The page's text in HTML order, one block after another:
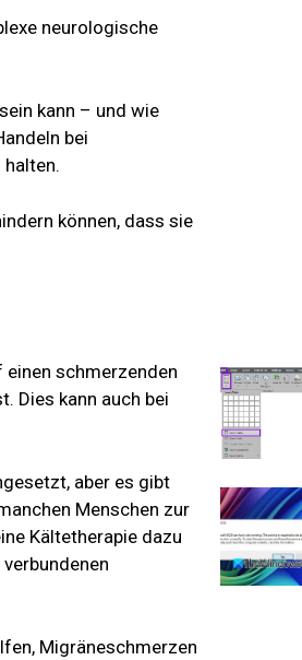
neurologische
kann – und wie
bei
können, dass sie
einen schmerzenden
Dies kann auch bei
aber es gibt
Menschen zur
Kältetherapie dazu
Migräneschmerzen